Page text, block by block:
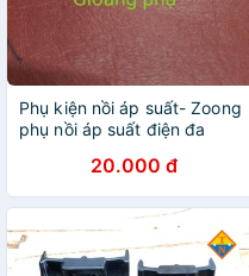
Phụ kiện nồi áp suất- Zoong
phụ nồi áp suất điện đa
20.000 đ